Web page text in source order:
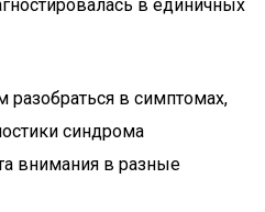
в единичных
разобраться в симптомах,
синдрома
внимания в разные